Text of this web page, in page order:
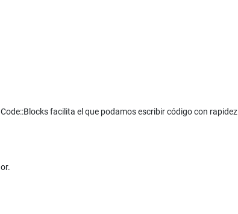
facilita el que podamos escribir código con rapidez